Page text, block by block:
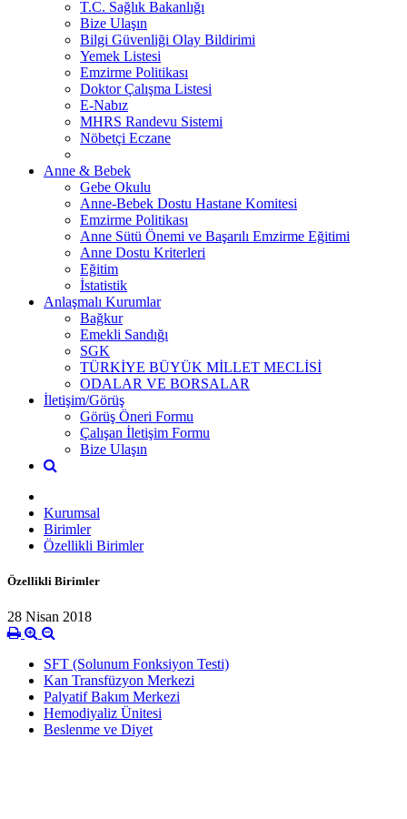
T.C. Sağlık Bakanlığı
Bize Ulaşın
Bilgi Güvenliği Olay Bildirimi
Yemek Listesi
Emzirme Politikası
Doktor Çalışma Listesi
E-Nabız
MHRS Randevu Sistemi
Nöbetçi Eczane
Anne & Bebek
Gebe Okulu
Anne-Bebek Dostu Hastane Komitesi
Emzirme Politikası
Anne Sütü Önemi ve Başarılı Emzirme Eğitimi
Anne Dostu Kriterleri
Eğitim
İstatistik
Anlaşmalı Kurumlar
Bağkur
Emekli Sandığı
SGK
TÜRKİYE BÜYÜK MİLLET MECLİSİ
ODALAR VE BORSALAR
İletişim/Görüş
Görüş Öneri Formu
Çalışan İletişim Formu
Bize Ulaşın
Kurumsal
Birimler
Özellikli Birimler
Özellikli Birimler
28 Nisan 2018
SFT (Solunum Fonksiyon Testi)
Kan Transfüzyon Merkezi
Palyatif Bakım Merkezi
Hemodiyaliz Ünitesi
Beslenme ve Diyet